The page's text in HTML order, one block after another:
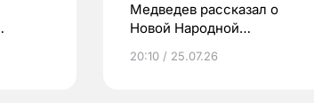
Медведев рассказал о
Новой Народной
20:10 / 25.07.26